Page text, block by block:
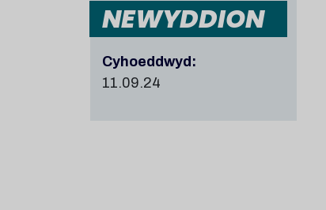
NEWYDDION
Cyhoeddwyd:
11.09.24